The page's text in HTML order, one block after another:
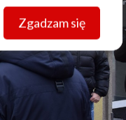
Zgadzam się